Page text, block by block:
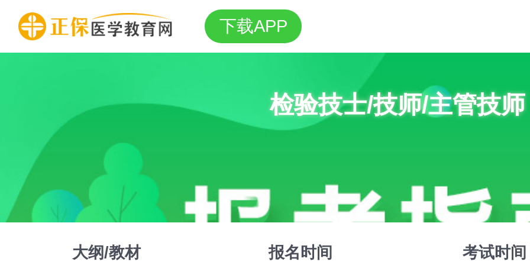
下载APP
检验技士/技师/主管技师
大纲/教材 报名时间 考试时间